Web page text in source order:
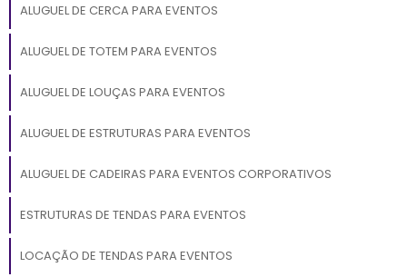
ALUGUEL DE CERCA PARA EVENTOS
ALUGUEL DE TOTEM PARA EVENTOS
ALUGUEL DE LOUÇAS PARA EVENTOS
ALUGUEL DE ESTRUTURAS PARA EVENTOS
ALUGUEL DE CADEIRAS PARA EVENTOS CORPORATIVOS
ESTRUTURAS DE TENDAS PARA EVENTOS
LOCAÇÃO DE TENDAS PARA EVENTOS